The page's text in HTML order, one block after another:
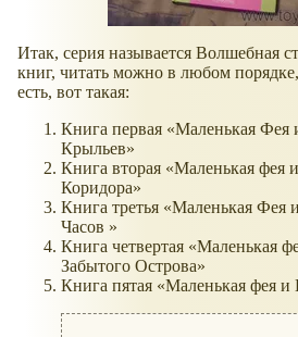
Итак, серия называется Волшебная
книг, читать можно в любом
есть, вот такая:
Книга первая
Маленькая Фея
Крыльев
Книга вторая
Маленькая фея
Коридора
Книга третья
Маленькая Фея
Часов
Книга четвертая
Маленькая
Забытого Острова
Книга пятая
Маленькая фея и